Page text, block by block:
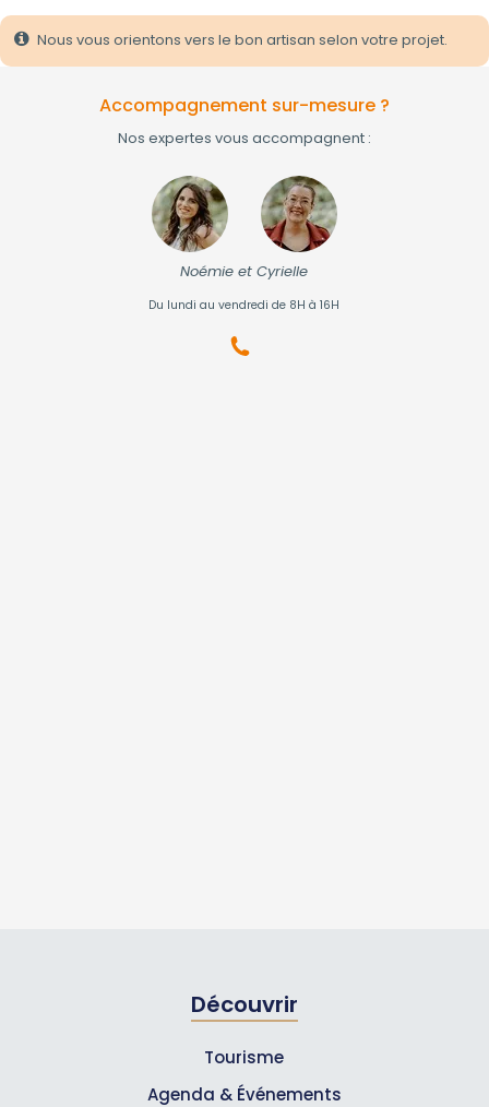
Nous vous orientons vers le bon artisan selon votre projet.
Accompagnement sur-mesure ?
Nos expertes vous accompagnent :
Noémie et Cyrielle
Du lundi au vendredi de 8H à 16H
Découvrir
Tourisme
Agenda & Événements